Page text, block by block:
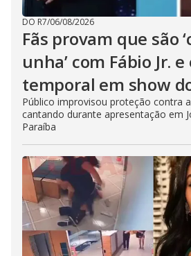
DO R7/06/08/2026
Fãs provam que são
unha’ com Fábio Jr.
temporal em show
Público improvisou proteção contra
cantando durante apresentação em
Paraíba